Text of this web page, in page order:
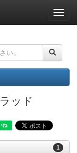
ナ
ビ
ー
ョ
ン
ッド
1